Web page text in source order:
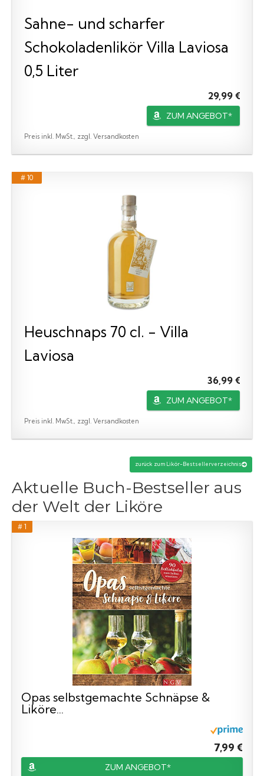
Sahne- und scharfer
Schokoladenlikör Villa Laviosa
0,5 Liter
29,99 €
ZUM ANGEBOT*
Preis inkl. MwSt., zzgl. Versandkosten
# 10
Heuschnaps 70 cl. - Villa
Laviosa
36,99 €
ZUM ANGEBOT*
Preis inkl. MwSt., zzgl. Versandkosten
zurück zum Likör-Bestsellerverzeichnis
Aktuelle Buch-Bestseller aus
der Welt der Liköre
# 1
Opas selbstgemachte Schnäpse &
Liköre...
7,99 €
ZUM ANGEBOT*